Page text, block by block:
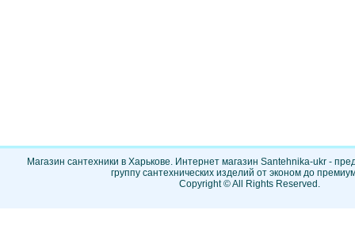
Магазин сантехники в Харькове. Интернет магазин Santehnika-ukr -
группу сантехнических изделий от эконом до
Copyright © All Rights Reserved.